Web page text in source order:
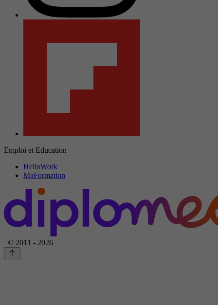
Emploi et Education
HelloWork
MaFormation
© 2011 - 2026